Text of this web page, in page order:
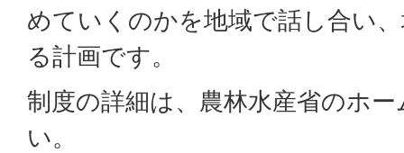
めていくのかを地域で話し合い
る計画です。
制度の詳細は、農林水産省のホ
い。